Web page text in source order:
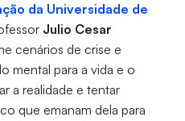
da Universidade de
Julio Cesar
cenários de crise e
mental para a vida e o
a realidade e tentar
que emanam dela para